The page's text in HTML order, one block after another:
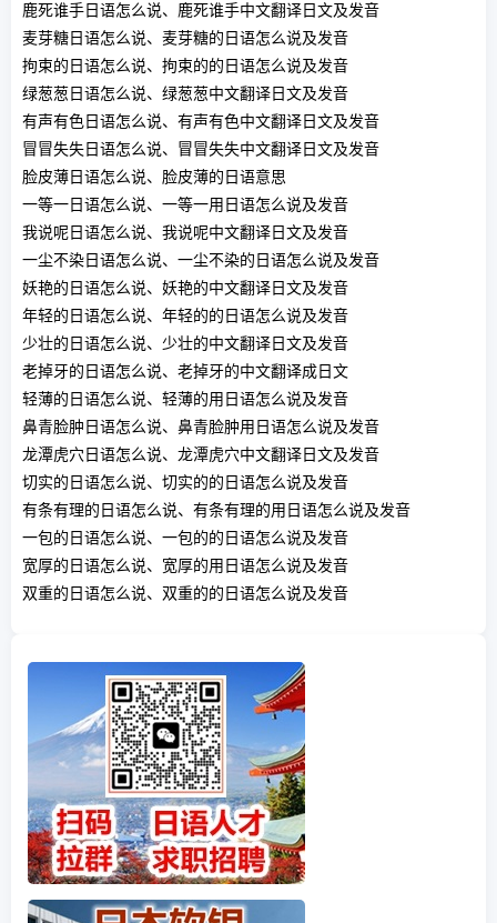
鹿死谁手日语怎么说、鹿死谁手中文翻译日文及发音
麦芽糖日语怎么说、麦芽糖的日语怎么说及发音
拘束的日语怎么说、拘束的的日语怎么说及发音
绿葱葱日语怎么说、绿葱葱中文翻译日文及发音
有声有色日语怎么说、有声有色中文翻译日文及发音
冒冒失失日语怎么说、冒冒失失中文翻译日文及发音
脸皮薄日语怎么说、脸皮薄的日语意思
一等一日语怎么说、一等一用日语怎么说及发音
我说呢日语怎么说、我说呢中文翻译日文及发音
一尘不染日语怎么说、一尘不染的日语怎么说及发音
妖艳的日语怎么说、妖艳的中文翻译日文及发音
年轻的日语怎么说、年轻的的日语怎么说及发音
少壮的日语怎么说、少壮的中文翻译日文及发音
老掉牙的日语怎么说、老掉牙的中文翻译成日文
轻薄的日语怎么说、轻薄的用日语怎么说及发音
鼻青脸肿日语怎么说、鼻青脸肿用日语怎么说及发音
龙潭虎穴日语怎么说、龙潭虎穴中文翻译日文及发音
切实的日语怎么说、切实的的日语怎么说及发音
有条有理的日语怎么说、有条有理的用日语怎么说及发音
一包的日语怎么说、一包的的日语怎么说及发音
宽厚的日语怎么说、宽厚的用日语怎么说及发音
双重的日语怎么说、双重的的日语怎么说及发音